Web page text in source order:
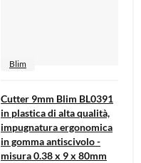
Blim
Cutter 9mm Blim BL0391
in plastica di alta qualità,
impugnatura ergonomica
in gomma antiscivolo -
misura 0.38 x 9 x 80mm